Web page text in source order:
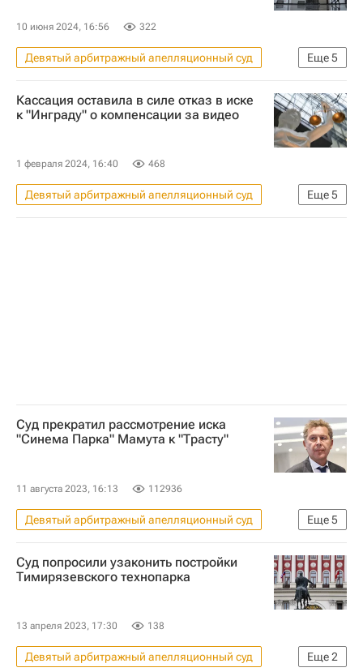
Россия
Ингосстрах
АФК "Система"
10 июня 2024, 16:56 322
Еще5
Девятый арбитражный апелляционный суд
Московская область (Подмосковье)
Россия
Арас Агаларов
Российские автомобильные дороги
Кассация оставила в силе отказ в иске
к "Инграду" о компенсации за видео
1 февраля 2024, 16:40 468
Еще5
Девятый арбитражный апелляционный суд
ГК "Инград"
Происшествия
Суд прекратил рассмотрение иска
"Синема Парка" Мамута к "Трасту"
11 августа 2023, 16:13 112936
Еще5
Девятый арбитражный апелляционный суд
Коммерческая недвижимость
Россия
Александр Мамут
ТРАСТ Москва
Суд попросили узаконить постройки
Тимирязевского технопарка
13 апреля 2023, 17:30 138
Еще2
Девятый арбитражный апелляционный суд